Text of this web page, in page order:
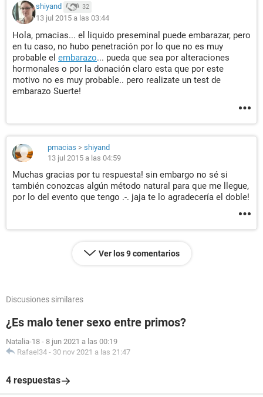
shiyand 32
13 jul 2015 a las 03:44
Hola, pmacias... el liquido preseminal puede embarazar, pero
en tu caso, no hubo penetración por lo que no es muy
probable el embarazo... pueda que sea por alteraciones
hormonales o por la donación claro esta que por este
motivo no es muy probable.. pero realizate un test de
embarazo Suerte!
pmacias > shiyand
13 jul 2015 a las 04:59
Muchas gracias por tu respuesta! sin embargo no sé si
también conozcas algún método natural para que me llegue,
por lo del evento que tengo .-. jaja te lo agradecería el doble!
Ver los 9 comentarios
Discusiones similares
¿Es malo tener sexo entre primos?
Natalia-18 - 8 jun 2021 a las 00:19
Rafael34 - 30 nov 2021 a las 21:47
4 respuestas